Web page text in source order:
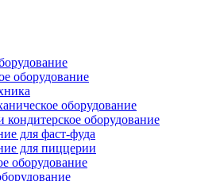
оборудование
оборудование
кондитерское оборудование
для фаст-фуда
для пиццерии
оборудование